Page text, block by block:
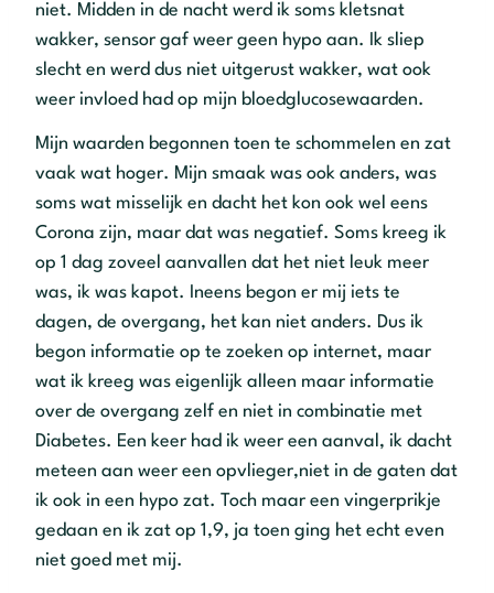
niet. Midden in de nacht werd ik soms kletsnat
wakker, sensor gaf weer geen hypo aan. Ik sliep
slecht en werd dus niet uitgerust wakker, wat ook
weer invloed had op mijn bloedglucosewaarden.
Mijn waarden begonnen toen te schommelen en zat
vaak wat hoger. Mijn smaak was ook anders, was
soms wat misselijk en dacht het kon ook wel eens
Corona zijn, maar dat was negatief. Soms kreeg ik
op 1 dag zoveel aanvallen dat het niet leuk meer
was, ik was kapot. Ineens begon er mij iets te
dagen, de overgang, het kan niet anders. Dus ik
begon informatie op te zoeken op internet, maar
wat ik kreeg was eigenlijk alleen maar informatie
over de overgang zelf en niet in combinatie met
Diabetes. Een keer had ik weer een aanval, ik dacht
meteen aan weer een opvlieger,niet in de gaten dat
ik ook in een hypo zat. Toch maar een vingerprikje
gedaan en ik zat op 1,9, ja toen ging het echt even
niet goed met mij.